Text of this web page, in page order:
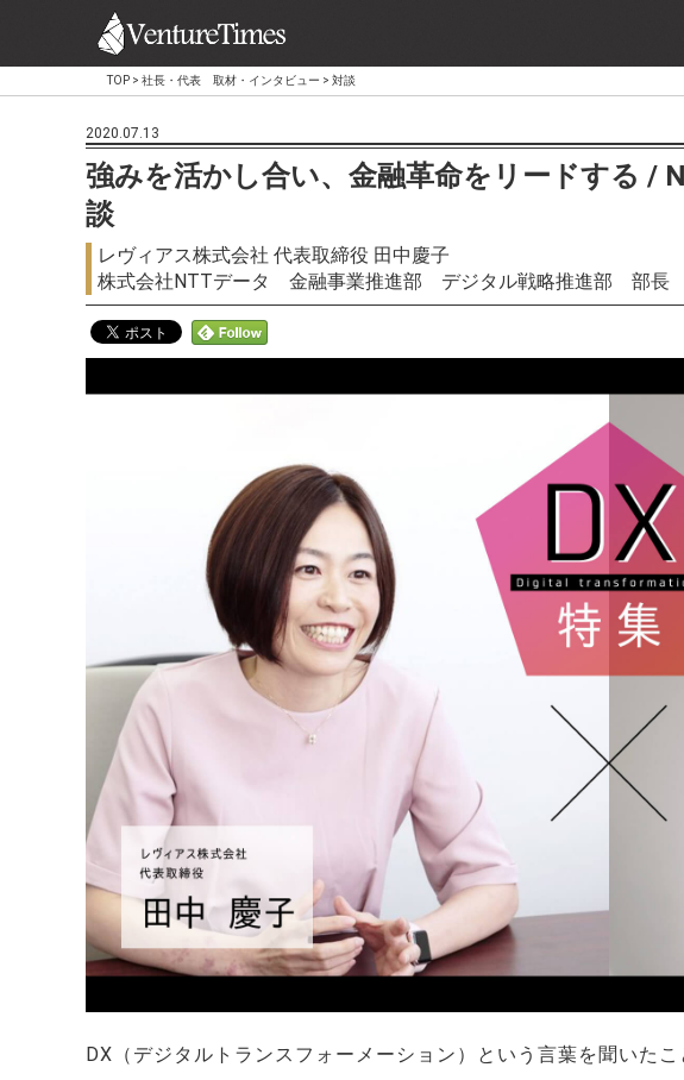
TOP > 社長・代表 取材・インタビュー > 対談
2020.07.13
強みを活かし合い、金融革命をリードする /
談
レヴィアス株式会社 代表取締役 田中慶子
株式会社NTTデータ 金融事業推進部 デジタル戦略推進部 部長
DX（デジタルトランスフォーメーション）という言葉を聞いた